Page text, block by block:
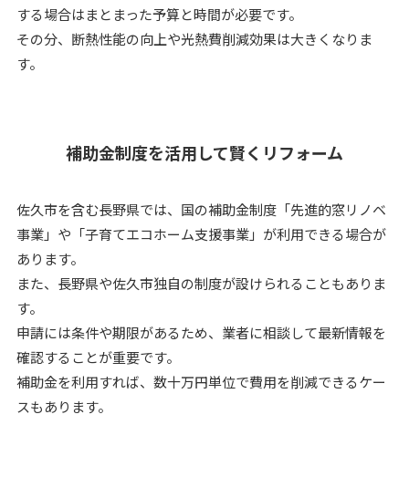
する場合はまとまった予算と時間が必要です。
その分、断熱性能の向上や光熱費削減効果は大きくなりま
す。
補助金制度を活用して賢くリフォーム
佐久市を含む長野県では、国の補助金制度「先進的窓リノベ
事業」や「子育てエコホーム支援事業」が利用できる場合が
あります。
また、長野県や佐久市独自の制度が設けられることもありま
す。
申請には条件や期限があるため、業者に相談して最新情報を
確認することが重要です。
補助金を利用すれば、数十万円単位で費用を削減できるケー
スもあります。